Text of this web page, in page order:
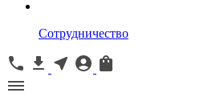
Сотрудничество